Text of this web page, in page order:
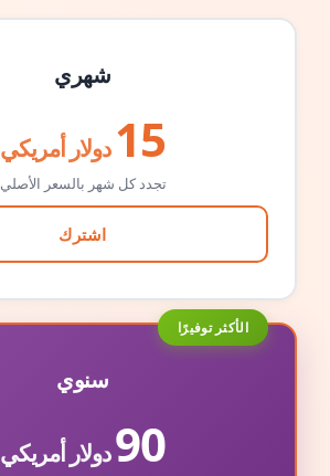
شهري
15 دولار أمريكي
تجدد كل شهر بالسعر الأصلي
اشترك
الأكثر توفيرًا
سنوي
90دولار أمريكي